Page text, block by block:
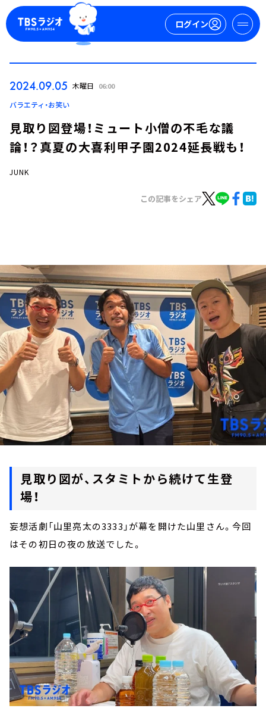
ログイン
ログイン
お知らせ
イベント・グッズ
YouTube
会社情報
2024.09.05 木曜日 06:00
バラエティ・お笑い
見取り図登場！ミュート小僧の不毛な議
論！？真夏の大喜利甲子園2024延長戦も！
JUNK
この記事をシェア
見取り図が、スタミトから続けて生登
場！
妄想活劇「山里亮太の3333」が幕を開けた山里さん。今回
はその初日の夜の放送でした。